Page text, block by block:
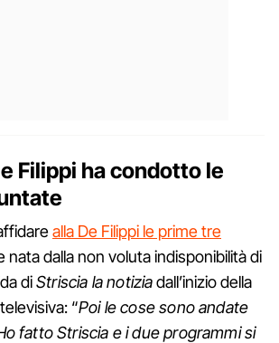
Filippi ha condotto le
alla De Filippi le prime tre
nata dalla non voluta indisponibilità di
diStriscia la notiziadall’inizio della
“Poi le cose sono andate
fatto Striscia e i due programmi si